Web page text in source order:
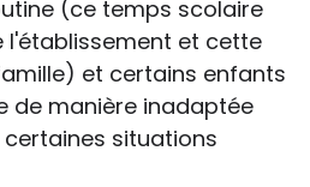
(ce temps scolaire
l'établissement et cette
et certains enfants
de manière inadaptée
situations